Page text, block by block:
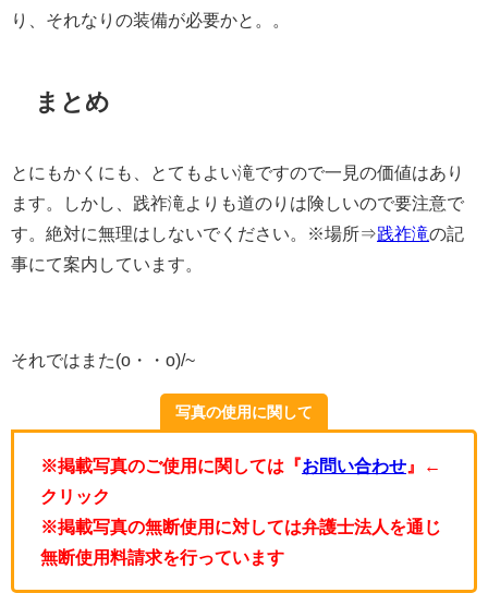
り、それなりの装備が必要かと。。
まとめ
とにもかくにも、とてもよい滝ですので一見の価値はあり
ます。しかし、践祚滝よりも道のりは険しいので要注意で
す。絶対に無理はしないでください。※場所⇒践祚滝の記
事にて案内しています。
それではまた(o・・o)/~
写真の使用に関して
※掲載写真のご使用に関しては『お問い合わせ 』←
クリック
※掲載写真の無断使用に対しては弁護士法人を通じ
無断使用料請求を行っています